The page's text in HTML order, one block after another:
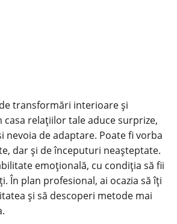
transformări interioare și
casa relațiilor tale aduce surprize,
nevoia de adaptare. Poate fi vorba
dar și de începuturi neașteptate.
emoțională, cu condiția să fii
În plan profesional, ai ocazia să îți
și să descoperi metode mai